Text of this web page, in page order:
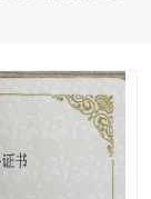
装资质
维修安装资质